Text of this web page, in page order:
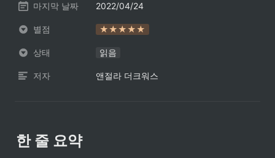
마지막 날짜 2022/04/24
별점 ★★★★★
상태 읽음
저자 앤절라 더크워스
한 줄 요약